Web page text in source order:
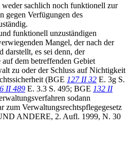
weder sachlich noch funktionell zur
gegen Verfügungen des
funktionell unzuständigen
Mangel, der nach der
darstellt, es sei denn, der
dem betreffenden Gebiet
zu oder der Schluss auf Nichtigkeit
(BGE 127 II 32 E. 3g S.
II 489 E. 3.3 S. 495; BGE 132 II
sodann
Verwaltungsrechtspflegegesetz
ANDERE, 2. Aufl. 1999, N. 30